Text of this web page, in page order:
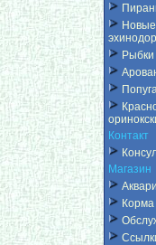
Рыбки
Контакт
Магазин
Корма